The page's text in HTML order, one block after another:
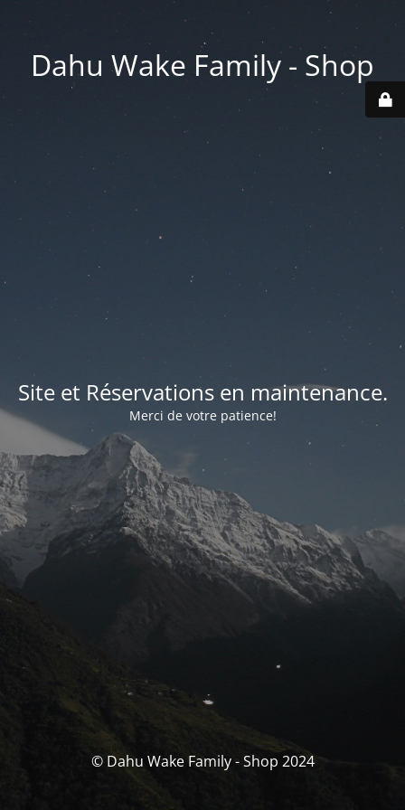
Dahu Wake Family - Shop
Site et Réservations en maintenance.
Merci de votre patience!
© Dahu Wake Family - Shop 2024